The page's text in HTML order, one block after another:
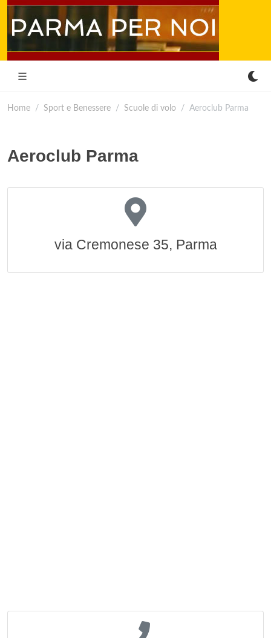
Home Sport e Benessere Scuole di volo Aeroclub Parma
Aeroclub Parma
via Cremonese 35, Parma